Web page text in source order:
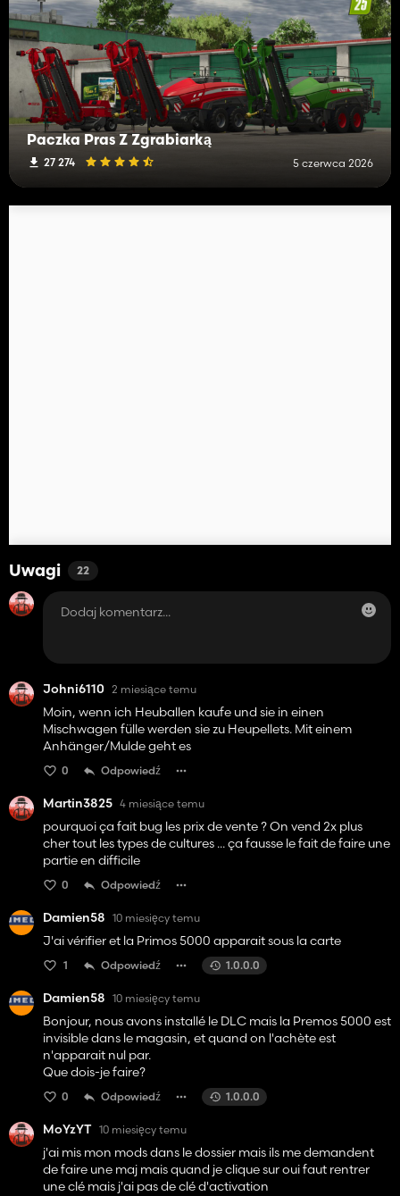
Paczka Pras Z Zgrabiarką
27 274 5 czerwca 2026
Uwagi 22
Johni6110 2 miesiące temu
Moin, wenn ich Heuballen kaufe und sie in einen
Mischwagen fülle werden sie zu Heupellets. Mit einem
Anhänger/Mulde geht es
0 Odpowiedź
Martin3825 4 miesiące temu
pourquoi ça fait bug les prix de vente ? On vend 2x plus
cher tout les types de cultures ... ça fausse le fait de faire une
partie en difficile
0 Odpowiedź
Damien58 10 miesięcy temu
J'ai vérifier et la Primos 5000 apparait sous la carte
1 Odpowiedź 1.0.0.0
Damien58 10 miesięcy temu
Bonjour, nous avons installé le DLC mais la Premos 5000 est
invisible dans le magasin, et quand on l'achète est
n'apparait nul par.
Que dois-je faire?
0 Odpowiedź 1.0.0.0
MoYzYT 10 miesięcy temu
j'ai mis mon mods dans le dossier mais ils me demandent
de faire une maj mais quand je clique sur oui faut rentrer
une clé mais j'ai pas de clé d'activation